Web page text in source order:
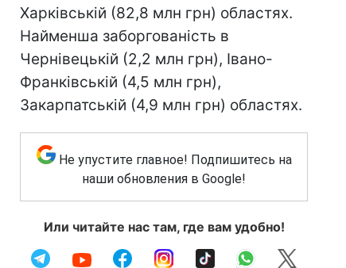
Харківській (82,8 млн грн) областях.
Найменша заборгованість в
Чернівецькій (2,2 млн грн), Івано-
Франківській (4,5 млн грн),
Закарпатській (4,9 млн грн) областях.
Не упустите главное! Подпишитесь на
наши обновления в Google!
Или читайте нас там, где вам удобно!